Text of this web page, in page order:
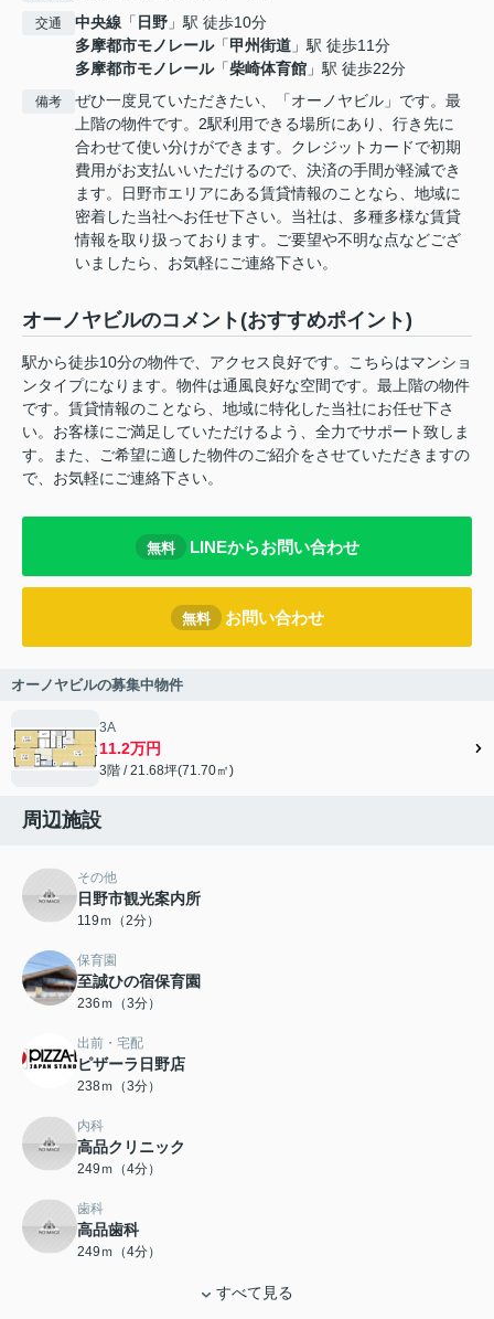
交通 中央線 「 日野 」駅 徒歩10分
多摩都市モノレール「甲州街道 」駅 徒歩11分
多摩都市モノレール「柴崎体育館 」駅 徒歩22分
備考
ぜひ一度見ていただきたい、「オーノヤビル」です。最
上階の物件です。2駅利用できる場所にあり、行き先に
合わせて使い分けができます。クレジットカードで初期
費用がお支払いいただけるので、決済の手間が軽減でき
ます。日野市エリアにある賃貸情報のことなら、地域に
密着した当社へお任せ下さい。当社は、多種多様な賃貸
情報を取り扱っております。ご要望や不明な点などござ
いましたら、お気軽にご連絡下さい。
オーノヤビルのコメント(おすすめポイント)
駅から徒歩10分の物件で、アクセス良好です。こちらはマンショ
ンタイプになります。物件は通風良好な空間です。最上階の物件
です。賃貸情報のことなら、地域に特化した当社にお任せ下さ
い。お客様にご満足していただけるよう、全力でサポート致しま
す。また、ご希望に適した物件のご紹介をさせていただきますの
で、お気軽にご連絡下さい。
無料 LINEからお問い合わせ
無料 お問い合わせ
オーノヤビルの募集中物件
3A
11.2万円
3階 / 21.68坪(71.70㎡)
周辺施設
その他
日野市観光案内所
119ｍ（2分）
保育園
至誠ひの宿保育園
236ｍ（3分）
出前・宅配
ピザーラ日野店
238ｍ（3分）
内科
高品クリニック
249ｍ（4分）
歯科
高品歯科
249ｍ（4分）
すべて見る